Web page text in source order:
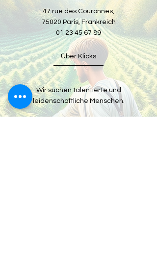
47 rue des Couronnes,
75020 Paris, Frankreich
01 23 45 67 89
Über Klicks
Wir suchen talentierte und
leidenschaftliche Menschen.